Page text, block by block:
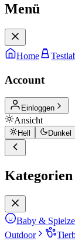
Menü
Home
Account
Einloggen
Ansicht
Hell Dunkel
Kategorien
Baby &
Outdoor